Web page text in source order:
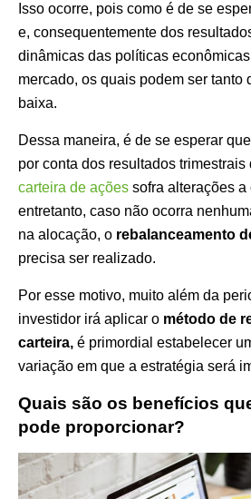
Isso ocorre, pois como é de se
e, consequentemente dos
dinâmicas das políticas
mercado, os quais podem ser tanto
baixa.
Dessa maneira, é de se esperar
por conta dos resultados trimestrais
carteira de ações sofra alterações a
entretanto, caso não ocorra
na alocação, o rebalanceamento
precisa ser realizado.
Por esse motivo, muito além da
investidor irá aplicar o método de
carteira, é primordial estabelecer
variação em que a estratégia será
Quais são os benefícios
pode proporcionar?